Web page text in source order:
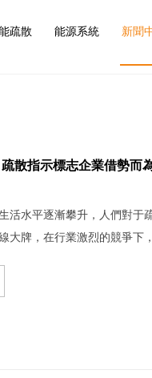
疏散 能源系統 新聞
散指示標志企業借勢而
活水平逐漸攀升，人們對
大牌，在行業激烈的競爭下
，通過目前發展的強勢來看未